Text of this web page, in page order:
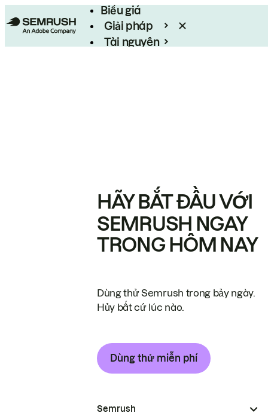
Biểu giá
Giải pháp
Tài nguyên
HÃY BẮT ĐẦU VỚI
SEMRUSH NGAY
TRONG HÔM NAY
Dùng thử Semrush trong bảy ngày.
Hủy bất cứ lúc nào.
Dùng thử miễn phí
Semrush